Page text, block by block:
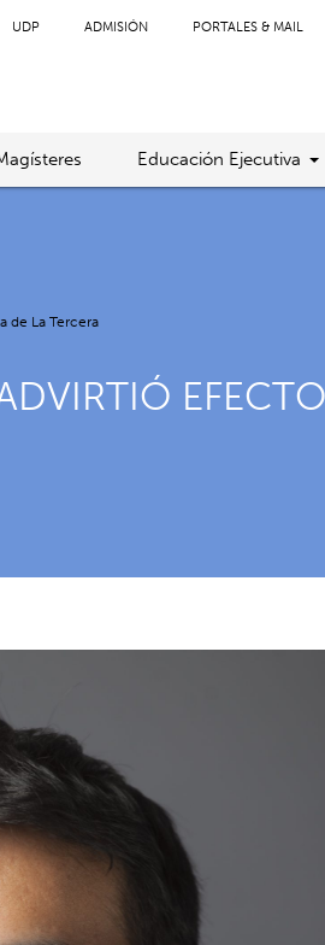
UDP ADMISIÓN PORTALES & MAIL
Educación Ejecutiva
de La Tercera